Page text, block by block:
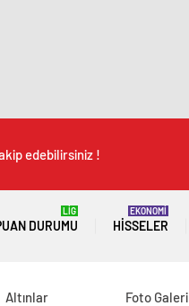
edebilirsiniz !
DURUMU
LİG
HISSELER
EKONOMİ
Altınlar
Foto Galeri